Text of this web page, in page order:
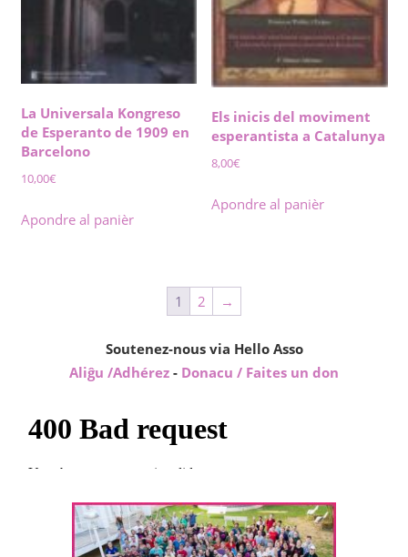
La Universala Kongreso
de Esperanto de 1909 en
Barcelono
10,00€
Apondre al panièr
Els inicis del moviment
esperantista a Catalunya
8,00€
Apondre al panièr
1 2 →
Soutenez-nous via Hello Asso
Aliĝu /Adhérez - Donacu / Faites un don